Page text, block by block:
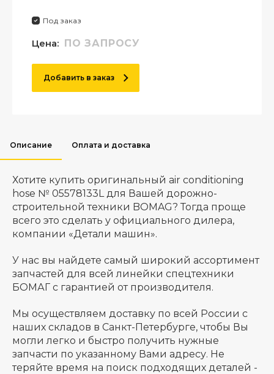
Под заказ
Цена: ПО ЗАПРОСУ
Добавить в заказ
Описание Оплата и доставка
Хотите купить оригинальный air conditioning
hose № 05578133L для Вашей дорожно-
строительной техники BOMAG? Тогда проще
всего это сделать у официального дилера,
компании «Детали машин».
У нас вы найдете самый широкий ассортимент
запчастей для всей линейки спецтехники
БОМАГ с гарантией от производителя.
Мы осуществляем доставку по всей России с
наших складов в Санкт-Петербурге, чтобы Вы
могли легко и быстро получить нужные
запчасти по указанному Вами адресу. Не
теряйте время на поиск подходящих деталей -